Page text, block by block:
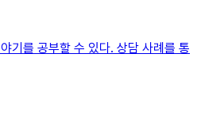
기를 공부할 수 있다. 상담 사례를 통